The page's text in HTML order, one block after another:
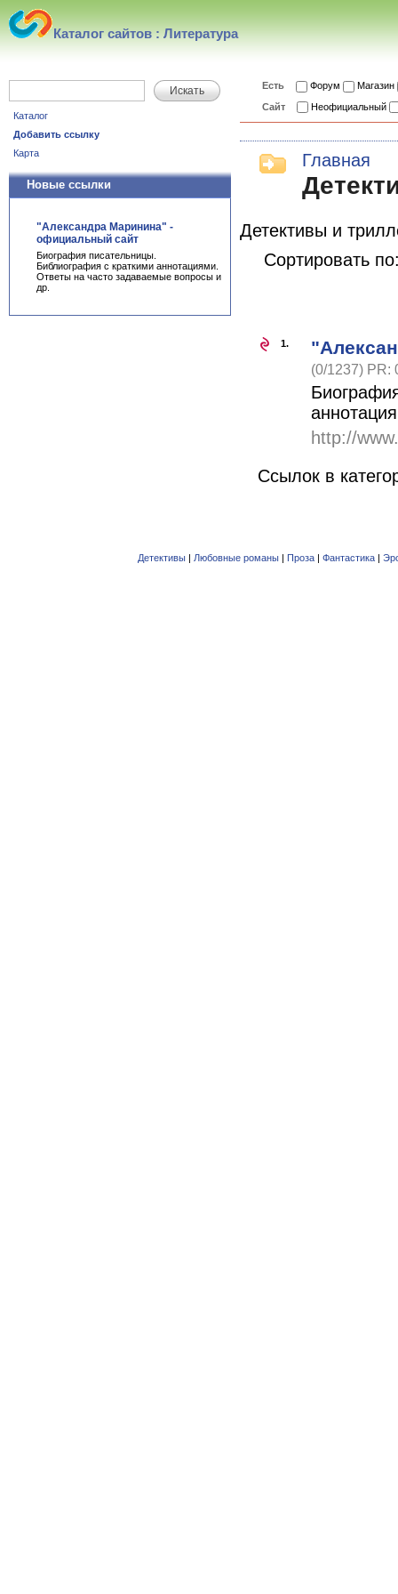
Каталог сайтов : Литература
Искать
Каталог
Добавить ссылку
Карта
Новые ссылки
"Александра Маринина" -
официальный сайт
Биография писательницы.
Библиография с краткими аннотациями.
Ответы на часто задаваемые вопросы и
др.
Есть Форум
Магазин
Сайт
Неофициальный
Главная
Детективы и
Сортировать
1.
(0/1237) PR:
http://
Ссылок в
Детективы | Любовные романы | Проза | Фантастика |